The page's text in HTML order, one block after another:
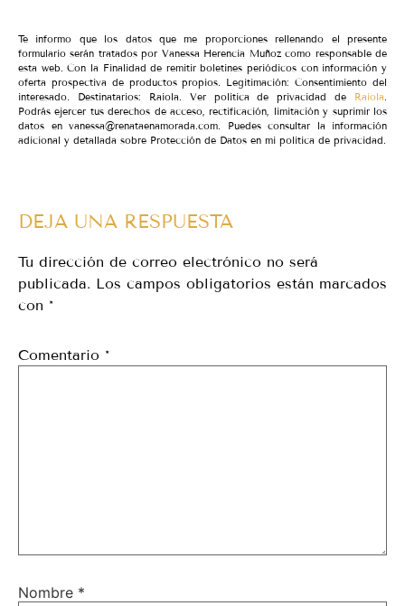
Te informo que los datos que me proporciones rellenando el presente
formulario serán tratados por Vanessa Herencia Muñoz como responsable de
esta web. Con la Finalidad de remitir boletines periódicos con información y
oferta prospectiva de productos propios. Legitimación: Consentimiento del
interesado. Destinatarios: Raiola. Ver política de privacidad de Raiola.
Podrás ejercer tus derechos de acceso, rectificación, limitación y suprimir los
datos en vanessa@renataenamorada.com. Puedes consultar la información
adicional y detallada sobre Protección de Datos en mi política de privacidad.
DEJA UNA RESPUESTA
Tu dirección de correo electrónico no será
publicada. Los campos obligatorios están marcados
con *
Comentario *
Nombre *